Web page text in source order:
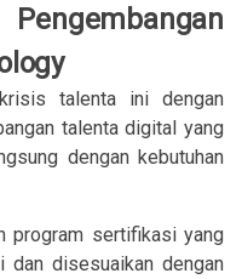
talenta ini dengan
talenta digital yang
dengan kebutuhan
program sertifikasi yang
dan disesuaikan dengan